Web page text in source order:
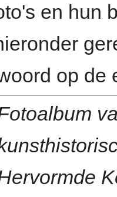
en hun
op de